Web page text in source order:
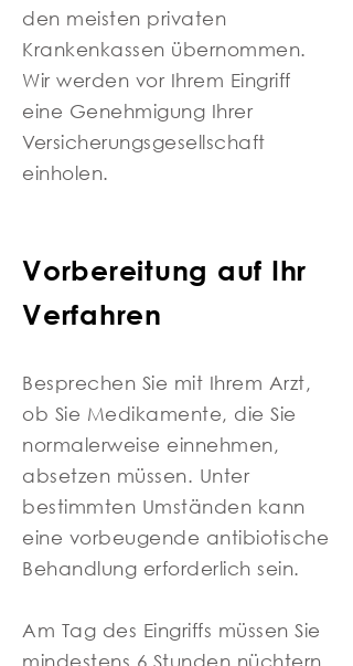
den meisten privaten
Krankenkassen übernommen.
Wir werden vor Ihrem Eingriff
eine Genehmigung Ihrer
Versicherungsgesellschaft
einholen.
Vorbereitung auf Ihr
Verfahren
Besprechen Sie mit Ihrem Arzt,
ob Sie Medikamente, die Sie
normalerweise einnehmen,
absetzen müssen. Unter
bestimmten Umständen kann
eine vorbeugende antibiotische
Behandlung erforderlich sein.
Am Tag des Eingriffs müssen Sie
mindestens 6 Stunden nüchtern